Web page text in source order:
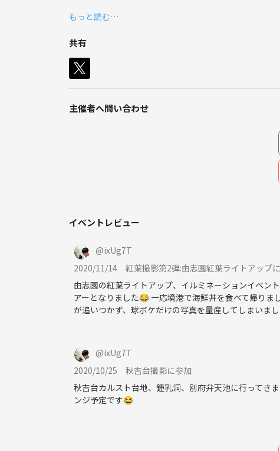
【サークル設立の想い】
広島を中心にいろいろな場所、イベントに撮影に行けた
撮影することもですが、出掛けることや、イベントに
【こんな方大募集】
・カメラ初心者のかた
・風景写真撮影
・撮影会
・写真旅行、ドライブ
・カフェ、飲み会での親睦会...
【参加方法】
メンバーとして登録したい、企画など手伝いたいと思っ
サークル参加申請の際には下記の入力フォームの項目
折り返しお返事と、サークルに追加をさせていただきます
不明点などありましたら、お気軽にメッセージを送っ
もっと読む…
共有
主催者へ問い合わせ
イベントレビュー
@ixUg7T
2020/11/14
紅葉撮影第2弾:由志園紅葉ライトアップ
由志園の紅葉ライトアップ、イルミネーションイベン
アーとなりました😂 一応境港で海鮮丼を食べて帰り
が追いつかず、球ボケだけの写真を量産してしまいま
@ixUg7T
2020/10/25
秋吉台撮影に参加
秋吉台カルスト台地、鍾乳洞、別府弁天池に行ってき
ンジ予定です😂